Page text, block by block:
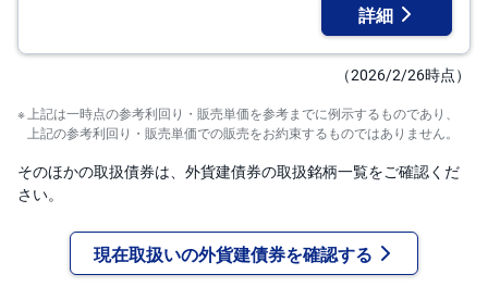
詳細
（2026/2/26時点）
上記は一時点の参考利回り・販売単価を参考までに例示するものであり、
上記の参考利回り・販売単価での販売をお約束するものではありません。
そのほかの取扱債券は、外貨建債券の取扱銘柄一覧をご確認くだ
さい。
現在取扱いの外貨建債券を確認する